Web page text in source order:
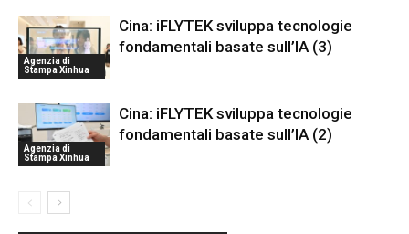
Agenzia di
Stampa Xinhua
Cina: iFLYTEK sviluppa tecnologie
fondamentali basate sull’IA (3)
Agenzia di
Stampa Xinhua
Cina: iFLYTEK sviluppa tecnologie
fondamentali basate sull’IA (2)